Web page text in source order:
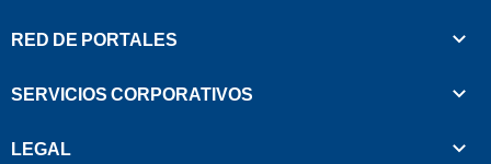
RED DE PORTALES
SERVICIOS CORPORATIVOS
LEGAL